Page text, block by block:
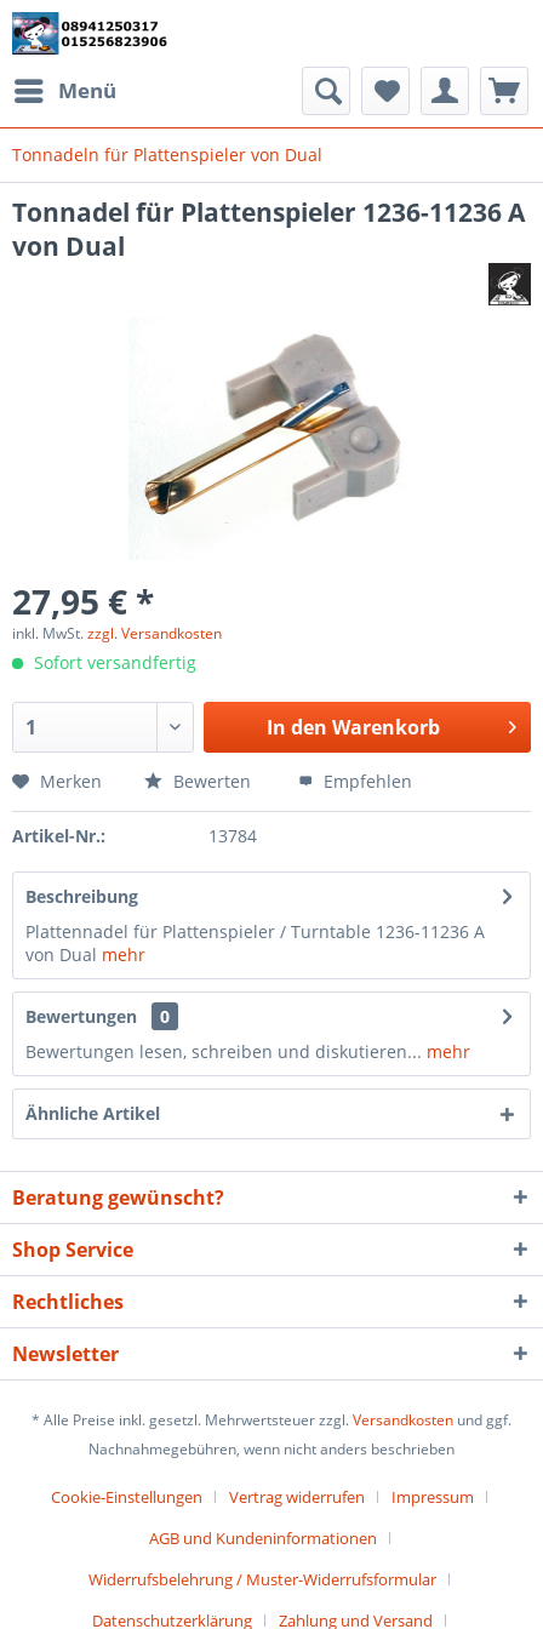
Menü
Tonnadeln für Plattenspieler von Dual
Tonnadel für Plattenspieler 1236-11236 A
von Dual
27,95 € *
inkl. MwSt.zzgl. Versandkosten
Sofort versandfertig
In den Warenkorb
Merken Bewerten Empfehlen
Artikel-Nr.: 13784
Beschreibung
Plattennadel für Plattenspieler / Turntable 1236-11236 A
von Dual mehr
Bewertungen
0
Bewertungen lesen, schreiben und diskutieren... mehr
Ähnliche Artikel
Beratung gewünscht?
Shop Service
Rechtliches
Newsletter
* Alle Preise inkl. gesetzl. Mehrwertsteuer zzgl.Versandkosten und ggf.
Nachnahmegebühren, wenn nicht anders beschrieben
Cookie-Einstellungen Vertrag widerrufen
Impressum
AGB und Kundeninformationen
Widerrufsbelehrung / Muster-Widerrufsformular
Datenschutzerklärung
Zahlung und Versand